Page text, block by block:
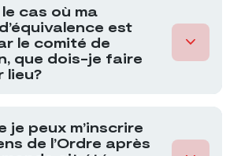
cas où ma
est
le comité de
que dois-je faire
lieu?
je peux m’inscrire
de l’Ordre après